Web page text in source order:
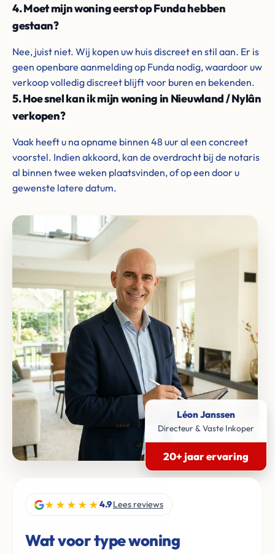
4. Moet mijn woning eerst op Funda hebben
gestaan?
Nee, juist niet. Wij kopen uw huis discreet en stil aan. Er is
geen openbare aanmelding op Funda nodig, waardoor uw
verkoop volledig discreet blijft voor buren en bekenden.
5. Hoe snel kan ik mijn woning in Nieuwland / Nylân
verkopen?
Vaak heeft u na opname binnen 48 uur al een concreet
voorstel. Indien akkoord, kan de overdracht bij de notaris
al binnen twee weken plaatsvinden, of op een door u
gewenste latere datum.
Léon Janssen
Directeur & Vaste Inkoper
20+ jaar ervaring
★★★★★4.9Lees reviews
Wat voor type woning